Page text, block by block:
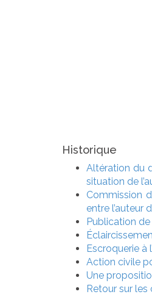
Historique
Altération du
situation de
Commission
entre l’auteur
Publication
Escroquerie à
Action civile
Une
Retour sur les